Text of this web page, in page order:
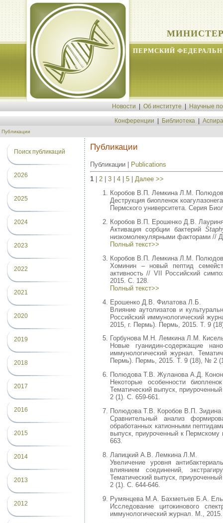
ПЕРМСКИЙ
Новости Об институте Научные
Конференции Библиотека
Публикации
Поиск публикаций
2026
2025
2024
2023
2022
2021
2020
2019
2018
2017
2016
2015
2014
2013
2012
Публикации
Публикации | Publications
1
2 3 4 5
Далее >>
Коробов В.П. Лемкина Л.М.
Деструкция биопленок
Пермского университета. Серия
Коробов В.П. Ерошенко Д.В.
Активация сорбции бактерий
низкомолекулярными факторами //
Полный текст>>
Коробов В.П. Лемкина Л.М.
Хоминин – новый пептид
активность // VII Российский
2015. С. 128.
Полный текст>>
Ерошенко Д.В. Филатова Л.Б.
Влияние аутолизатов и
Российский иммунологический
2015, г. Пермь). Пермь, 2015. Т. 9
Горбунова М.Н. Лемкина Л.М.
Новые гуанидин-содержащие
иммунологический журнал.
Пермь). Пермь, 2015. Т. 9 (18), № 2
Полюдова Т.В. Жуланова А.Д.
Некоторые особенности
Тематический выпуск,
2 (1). С. 659-661.
Полюдова Т.В. Коробов В.П.
Сравнительный анализ
обработанных катионными
выпуск, приуроченный к
663.
Лапицкий А.В. Лемкина Л.М.
Увеличение уровня
влиянием соединений,
Тематический выпуск,
2 (1). С. 644-646.
Румянцева М.А. Бахметьев Б.А.
Исследование цитокинового
иммунологический журнал. М.,